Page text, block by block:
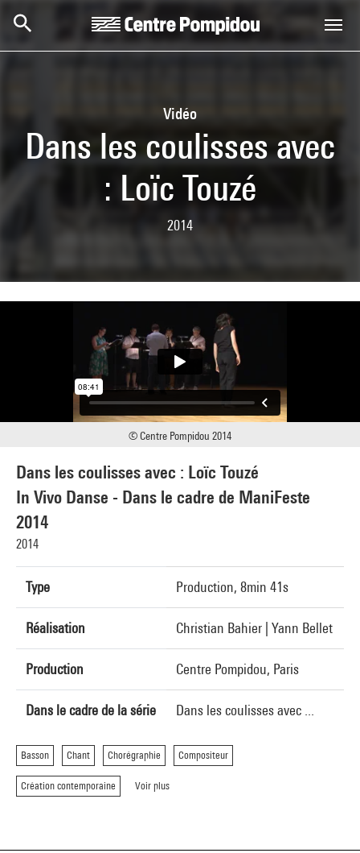
Vidéo
Dans les coulisses avec
: Loïc Touzé
2014
Dans les coulisses avec : Loïc Touzé
In Vivo Danse - Dans le cadre de ManiFeste
2014
2014
Type Production, 8min 41s
Réalisation Christian Bahier | Yann Bellet
Production Centre Pompidou, Paris
Dans le cadre de la série Dans les coulisses avec ...
Basson Chant Chorégraphie Compositeur
Création contemporaine Voir plus
© Centre Pompidou 2014